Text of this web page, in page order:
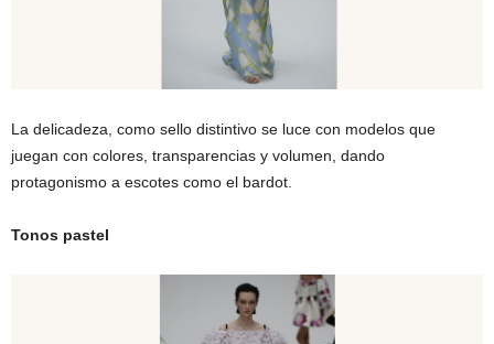
La delicadeza, como sello distintivo se luce con modelos que
juegan con colores, transparencias y volumen, dando
protagonismo a escotes como el bardot.
Tonos pastel